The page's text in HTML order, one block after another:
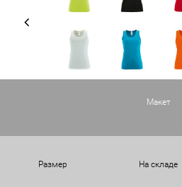
Макет
Размер На складе